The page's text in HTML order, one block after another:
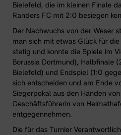
Bielefeld, die im kleinen Finale
Randers FC mit 2:0 besiegen
Der Nachwuchs von der Weser
man sich mit etwas Glück für
stetig und konnte die Spiele im
Borussia Dortmund), Halbfinale
Bielefeld) und Endspiel (1:0
sich entscheiden und am Ende
Siegerpokal aus den Händen
Geschäftsführerin von
entgegennehmen.
Die für das Turnier